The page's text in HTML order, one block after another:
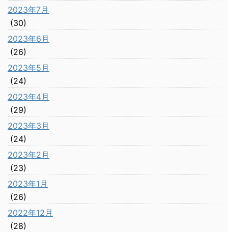
2023年7月
(30)
2023年6月
(26)
2023年5月
(24)
2023年4月
(29)
2023年3月
(24)
2023年2月
(23)
2023年1月
(26)
2022年12月
(28)